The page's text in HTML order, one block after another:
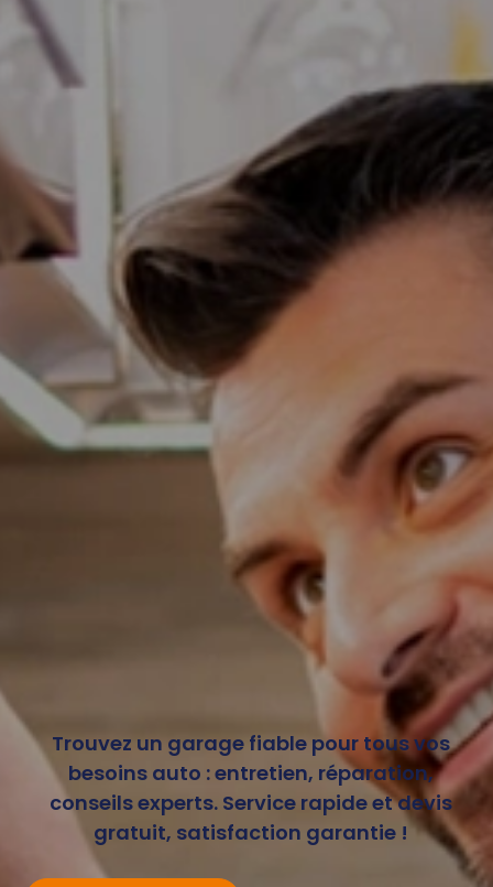
Trouvez un garage fiable pour tous vos
besoins auto : entretien, réparation,
conseils experts. Service rapide et devis
gratuit, satisfaction garantie !